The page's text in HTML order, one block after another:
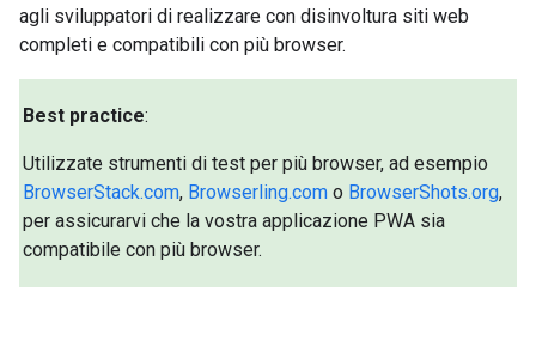
agli sviluppatori di realizzare con disinvoltura siti web
completi e compatibili con più browser.
Best practice:
Utilizzate strumenti di test per più browser, ad esempio
BrowserStack.com, Browserling.com o BrowserShots.org,
per assicurarvi che la vostra applicazione PWA sia
compatibile con più browser.